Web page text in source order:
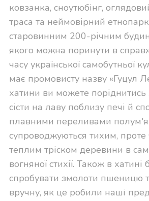
ковзанка, сноутюбінг,
траса та неймовірний етнопарк
старовинним 200-річним
якого можна поринути в
часу української самобутньої
має промовисту назву «Гуцул
хатини ви можете поріднитись з
сісти на лаву поблизу печі й
плавними переливами
супроводжуються тихим, проте
теплим тріском деревини в
вогняної стихії. Також в
спробувати змолоти пшеницю
вручну, як це робили наші